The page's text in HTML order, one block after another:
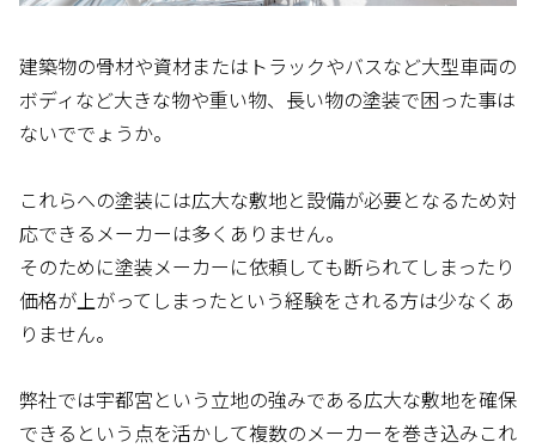
建築物の骨材や資材またはトラックやバスなど大型車両の
ボディなど大きな物や重い物、長い物の塗装で困った事は
ないででょうか。
これらへの塗装には広大な敷地と設備が必要となるため対
応できるメーカーは多くありません。
そのために塗装メーカーに依頼しても断られてしまったり
価格が上がってしまったという経験をされる方は少なくあ
りません。
弊社では宇都宮という立地の強みである広大な敷地を確保
できるという点を活かして複数のメーカーを巻き込みこれ